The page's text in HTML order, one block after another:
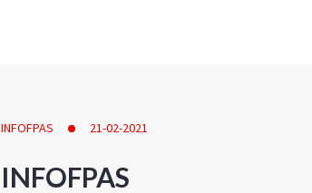
INFOFPAS 21-02-2021
INFOFPAS